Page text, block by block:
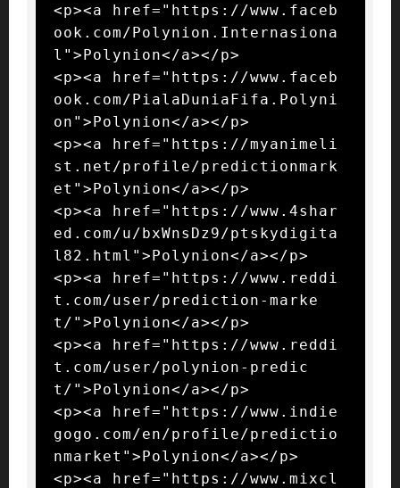
<p><a href="https://www.faceb
ook.com/Polynion.Internasiona
l">Polynion</a></p>
<p><a href="https://www.faceb
ook.com/PialaDuniaFifa.Polyni
on">Polynion</a></p>
<p><a href="https://myanimeli
st.net/profile/predictionmark
et">Polynion</a></p>
<p><a href="https://www.4shar
ed.com/u/bxWnsDz9/ptskydigita
l82.html">Polynion</a></p>
<p><a href="https://www.reddi
t.com/user/prediction-marke
t/">Polynion</a></p>
<p><a href="https://www.reddi
t.com/user/polynion-predic
t/">Polynion</a></p>
<p><a href="https://www.indie
gogo.com/en/profile/predictio
nmarket">Polynion</a></p>
<p><a href="https://www.mixcl